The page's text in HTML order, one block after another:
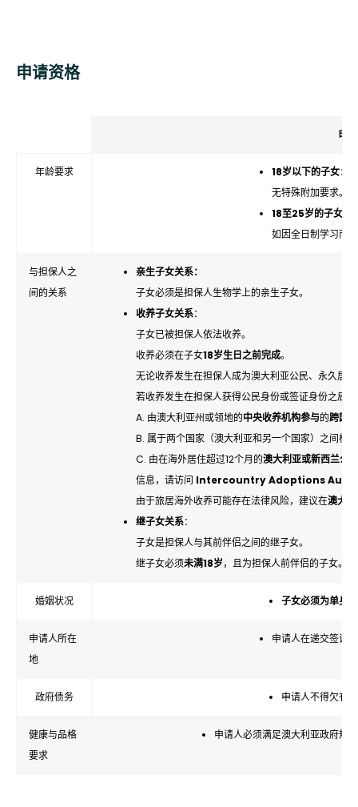
申请资格
申
年龄要求 18岁以下的子女：
无特殊附加要求。
18至25岁的子女
如因全日制学习而
与担保人之
间的关系
亲生子女关系：
子女必须是担保人生物学上的亲生子女。
收养子女关系：
子女已被担保人依法收养。
收养必须在子女18岁生日之前完成。
无论收养发生在担保人成为澳大利亚公民、永久居
若收养发生在担保人获得公民身份或签证身份之后
A. 由澳大利亚州或领地的中央收养机构参与的跨国
B. 属于两个国家（澳大利亚和另一个国家）之间根
C. 由在海外居住超过12个月的澳大利亚或新西兰公民
信息，请访问 Intercountry Adoptions
由于旅居海外收养可能存在法律风险，建议在澳大
继子女关系：
子女是担保人与其前伴侣之间的继子女。
继子女必须未满18岁，且为担保人前伴侣的子女。
婚姻状况 子女必须为单身
申请人所在
地
申请人在递交签证
政府债务 申请人不得欠有
健康与品格
要求
申请人必须满足澳大利亚政府规